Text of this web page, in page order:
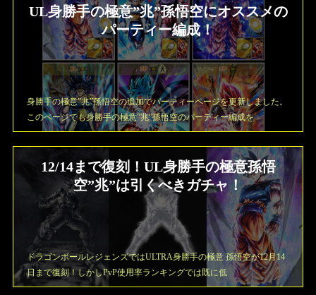
UL身勝手の極意”兆”孫悟空にオススメの
パーティー編成！
身勝手の極意”兆”孫悟空の追加でパーティーページを更新しました。
このページでも身勝手の極意”兆”孫悟空のパーティー編成を
12/14まで復刻！UL身勝手の極意孫悟
空”兆”は引くべきガチャ！
ドラゴンボールレジェンズではULTRA身勝手の極意 孫悟空が12月14
日まで復刻！しかしPvP使用率ランキングでは既に低